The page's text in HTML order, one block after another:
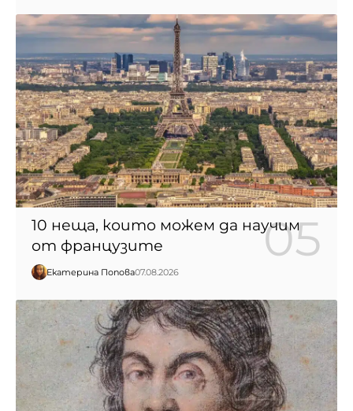
10 неща, които можем да научим
от французите
Екатерина Попова07.08.2026